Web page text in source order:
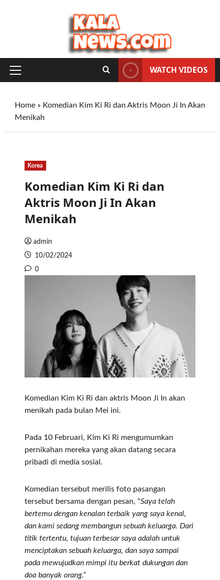
Primary
WATCH VIDEOS
Home » Komedian Kim Ki Ri dan Aktris Moon Ji In Akan
Menikah
Korea
Komedian Kim Ki Ri dan
Aktris Moon Ji In Akan
Menikah
admin
10/02/2024
0
Komedian Kim Ki Ri dan aktris Moon Ji In akan
menikah pada bulan Mei ini.
Pada 10 Februari, Kim Ki Ri mengumumkan
pernikahan mereka yang akan datang secara
pribadi di media sosial.
Komedian tersebut merilis foto pasangan
tersebut bersama dengan pesan, “Saya telah
bertemu dengan kenalan terbaik yang saya kenal,
dan kami sedang membangun sebuah keluarga. Dari
titik tertentu, tujuan terbesar saya adalah untuk
menciptakan sebuah keluarga, dan saya sampai
pada mewujudkan mimpi itu berkat dukungan dan
doa banyak orang.”